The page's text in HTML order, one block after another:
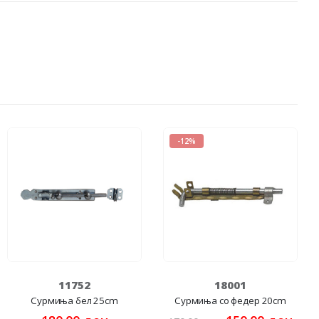
11752
Сурмиња бел 25cm
-12%
18001
Сурмиња со федер 20cm